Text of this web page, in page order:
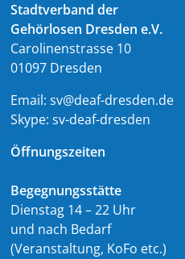
Stadtverband der
Gehörlosen Dresden e.V.
Carolinenstrasse 10
01097 Dresden
Email:sv@deaf-dresden.de
Skype:sv-deaf-dresden
Öffnungszeiten
Begegnungsstätte
Dienstag 14 – 22 Uhr
und nach Bedarf
(Veranstaltung, KoFo etc.)